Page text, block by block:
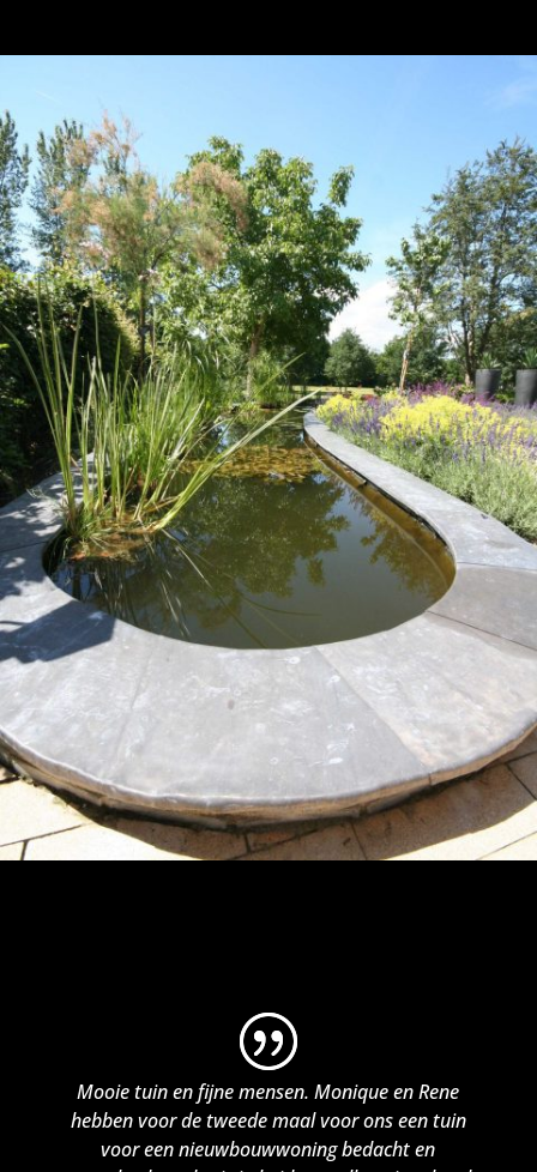
Mooie tuin en fijne mensen. Monique en Rene
hebben voor de tweede maal voor ons een tuin
voor een nieuwbouwwoning bedacht en